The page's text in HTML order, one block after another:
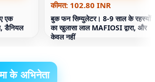
एक
डैनियल
कीमत: 102.80 INR
बुक फन सिम्युलेटर। 8-9 साल के रहस्यों
का खुलासा लाल MAFIOSI द्वारा, और
केवल नहीं
के अभिनेता